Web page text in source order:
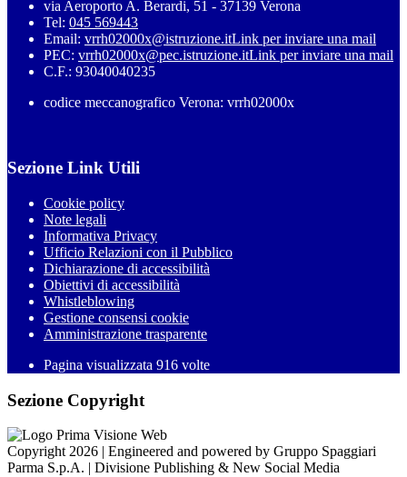
via Aeroporto A. Berardi, 51 - 37139 Verona
Tel: 045 569443
Email: vrrh02000x@istruzione.itLink per inviare una mail
PEC: vrrh02000x@pec.istruzione.itLink per inviare una mail
C.F.: 93040040235
codice meccanografico Verona: vrrh02000x
Sezione Link Utili
Cookie policy
Note legali
Informativa Privacy
Ufficio Relazioni con il Pubblico
Dichiarazione di accessibilità
Obiettivi di accessibilità
Whistleblowing
Gestione consensi cookie
Amministrazione trasparente
Pagina visualizzata 916 volte
Sezione Copyright
Copyright 2026 | Engineered and powered by Gruppo Spaggiari
Parma S.p.A. | Divisione Publishing & New Social Media